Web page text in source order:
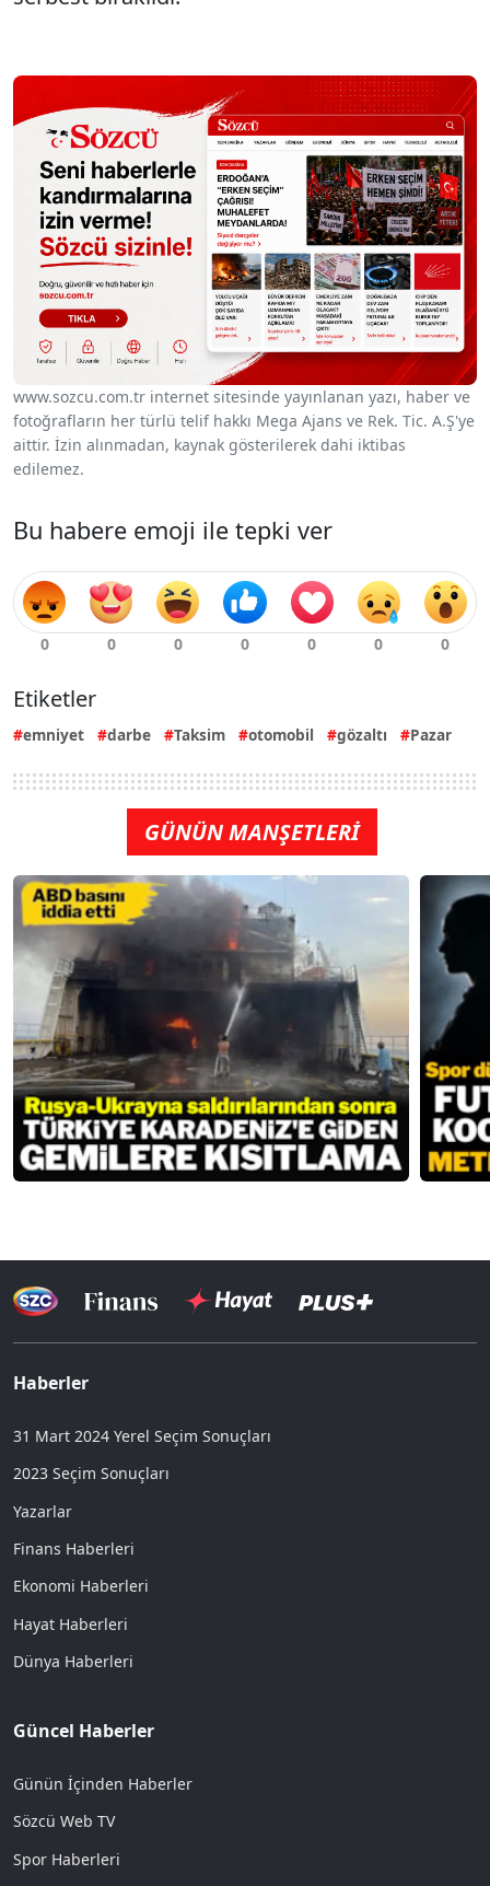
www.sozcu.com.tr internet sitesinde yayınlanan yazı, haber ve
fotoğrafların her türlü telif hakkı Mega Ajans ve Rek. Tic. A.Ş'ye
aittir. İzin alınmadan, kaynak gösterilerek dahi iktibas
edilemez.
Bu habere emoji ile tepki ver
Etiketler
emniyet darbe Taksim otomobil gözaltı Pazar
GÜNÜN MANŞETLERİ
Haberler
31 Mart 2024 Yerel Seçim Sonuçları
2023 Seçim Sonuçları
Yazarlar
Finans Haberleri
Ekonomi Haberleri
Hayat Haberleri
Dünya Haberleri
Güncel Haberler
Günün İçinden Haberler
Sözcü Web TV
Spor Haberleri